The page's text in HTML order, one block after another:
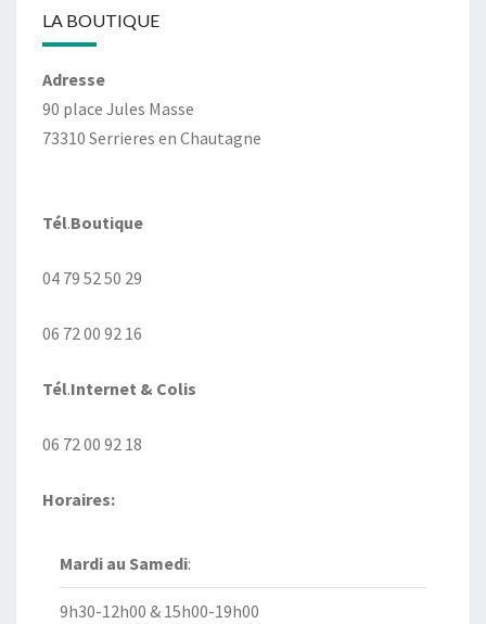
LA BOUTIQUE
Adresse
90 place Jules Masse
73310 Serrieres en Chautagne
Tél.Boutique
04 79 52 50 29
06 72 00 92 16
Tél.Internet & Colis
06 72 00 92 18
Horaires:
Mardi au Samedi:
9h30-12h00 & 15h00-19h00